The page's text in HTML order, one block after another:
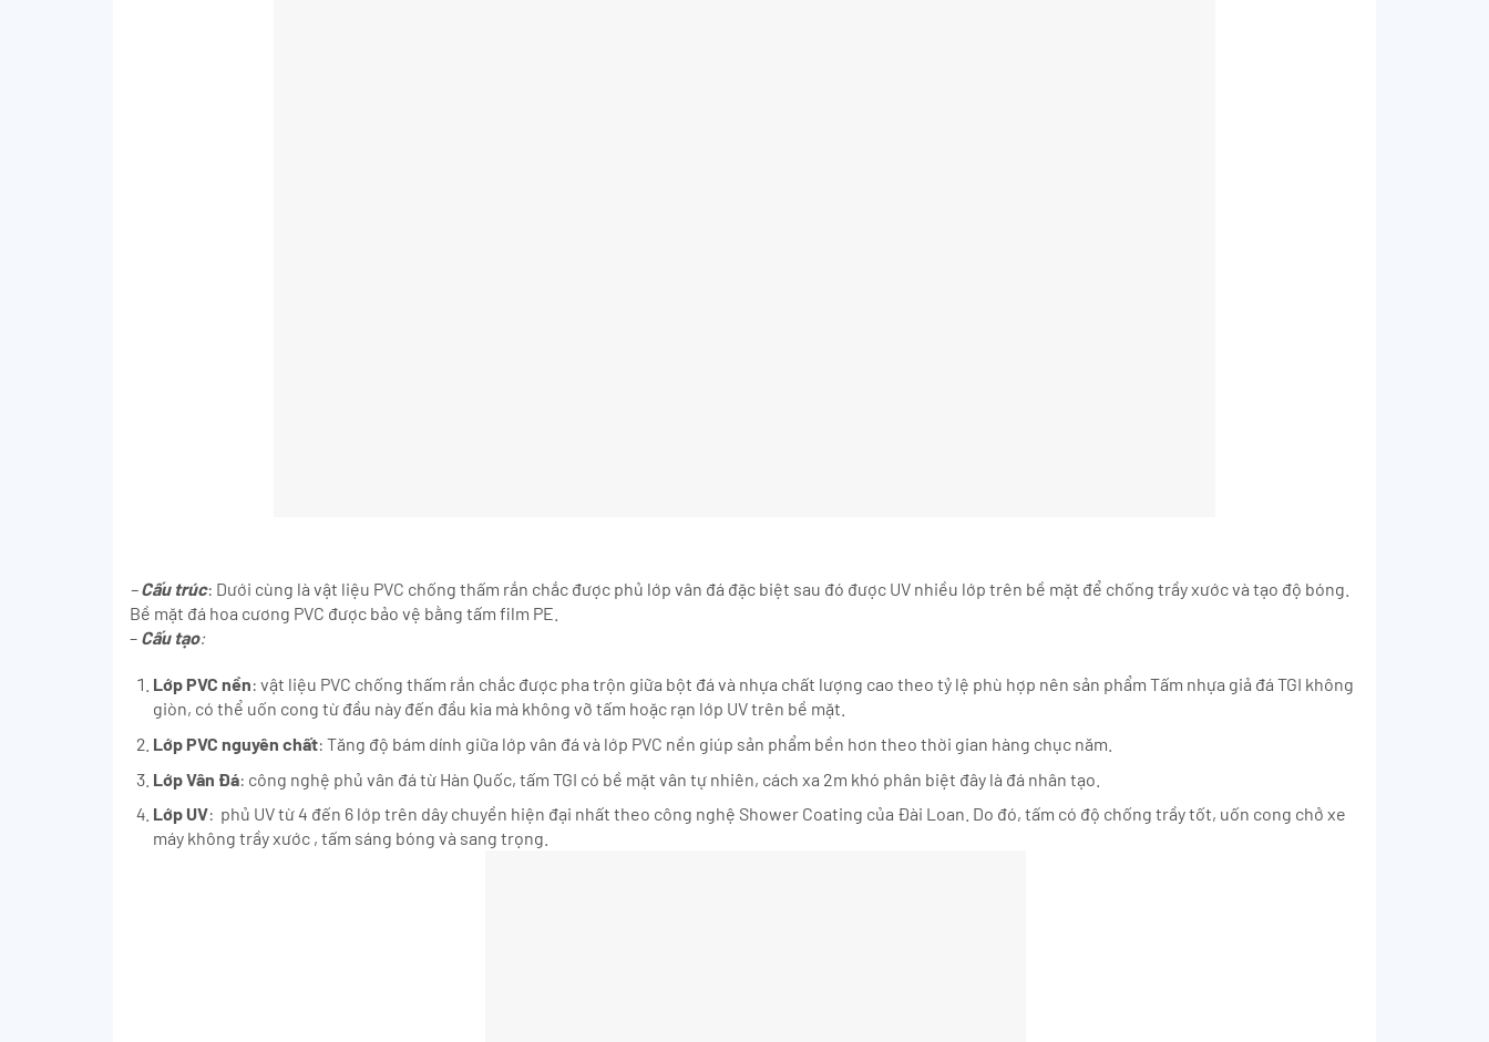
–Cấu trúc: Dưới cùng là vật liệu PVC chống thấm rắn chắc được phủ lớp vân đá đặc biệt sau đó được UV nhiều lớp trên bề mặt để chống trầy xước và tạo độ bóng.
Bề mặt đá hoa cương PVC được bảo vệ bằng tấm film PE.
– Cấu tạo:
Lớp PVC nền: vật liệu PVC chống thấm rắn chắc được pha trộn giữa bột đá và nhựa chất lượng cao theo tỷ lệ phù hợp nên sản phẩm Tấm nhựa giả đá TGI không
giòn, có thể uốn cong từ đầu này đến đầu kia mà không vỡ tấm hoặc rạn lớp UV trên bề mặt.
Lớp PVC nguyên chất: Tăng độ bám dính giữa lớp vân đá và lớp PVC nền giúp sản phẩm bền hơn theo thời gian hàng chục năm.
Lớp Vân Đá: công nghệ phủ vân đá từ Hàn Quốc, tấm TGI có bề mặt vân tự nhiên, cách xa 2m khó phân biệt đây là đá nhân tạo.
Lớp UV: phủ UV từ 4 đến 6 lớp trên dây chuyền hiện đại nhất theo công nghệ Shower Coating của Đài Loan. Do đó, tấm có độ chống trầy tốt, uốn cong chở xe
máy không trầy xước , tấm sáng bóng và sang trọng.